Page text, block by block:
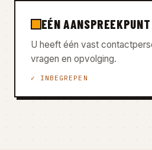
EÉN AANSPREEKPUNT
U heeft één vast
vragen en opvolging.
✓ INBEGREPEN